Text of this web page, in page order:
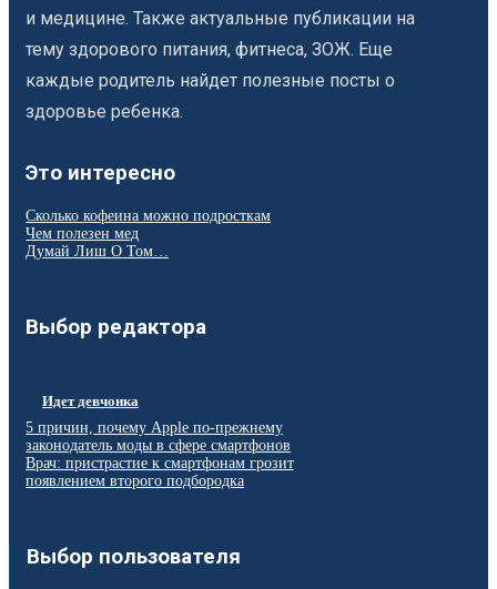
и медицине. Также актуальные публикации на
тему здорового питания, фитнеса, ЗОЖ. Еще
каждые родитель найдет полезные посты о
здоровье ребенка.
Это интересно
Сколько кофеина можно подросткам
Чем полезен мед
Думай Лиш О Том…
Выбор редактора
Идет девчонка
5 причин, почему Apple по-прежнему
законодатель моды в сфере смартфонов
Врач: пристрастие к смартфонам грозит
появлением второго подбородка
Выбор пользователя